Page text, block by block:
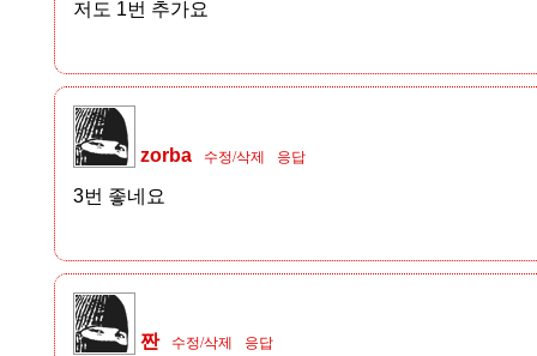
저도 1번 추가요
zorba 수정/삭제 응답
3번 좋네요
짠 수정/삭제 응답